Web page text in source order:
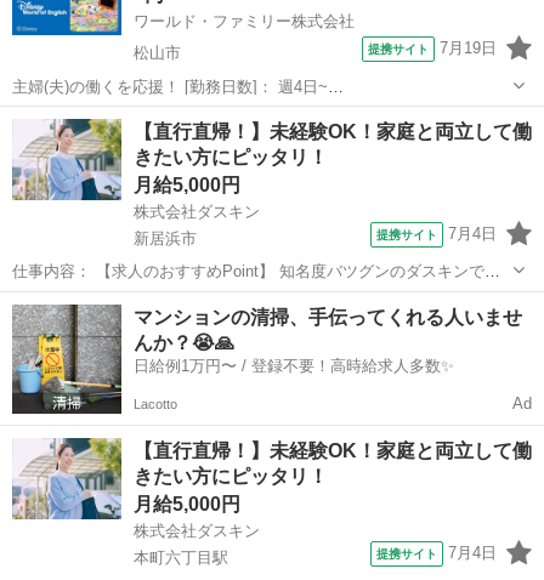
ワールド・ファミリー株式会社
松山市
提携サイト 7月19日
主婦(夫)の働くを応援！ [勤務日数]： 週4日~
10:00~17:00/10:00~16:00/10:00~15:00/09:30~14:00 [勤務地・最寄
駅]： 愛媛県松山市 ※勤務エリア選択可 ワールド・ファ...
愛媛 松山市 営業
【直行直帰！】未経験OK！家庭と両立して働
きたい方にピッタリ！
月給5,000円
株式会社ダスキン
新居浜市
提携サイト 7月4日
仕事内容： 【求人のおすすめPoint】 知名度バツグンのダスキンでお
仕事 未経験OK！研修充実！定着率90％以上 無理な営業やノルマはあ
りません 頑張った分だけ稼げる完全出来高制 基本直行直帰でOK！私
生活とも両立可能 扶...
愛媛 新居浜市
マンションの清掃、手伝ってくれる人いませ
んか？😭🙏
日給例1万円〜 / 登録不要！高時給求人多数✨
Lacotto Ad
【直行直帰！】未経験OK！家庭と両立して働
きたい方にピッタリ！
月給5,000円
株式会社ダスキン
本町六丁目駅
提携サイト 7月4日